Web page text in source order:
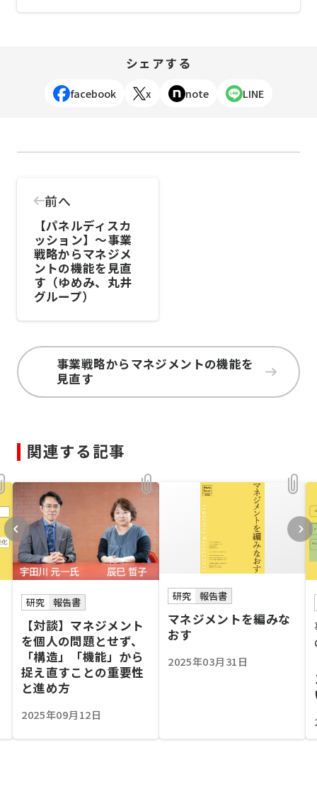
シェアする
facebook x note LINE
前へ
【パネルディスカ
ッション】～事業
戦略からマネジメ
ントの機能を見直
す（ゆめみ、丸井
グループ）
事業戦略からマネジメントの機能を
見直す
関連する記事
研究 報告書
【対談】マネジメント
を個人の問題とせず、
「構造」「機能」から
捉え直すことの重要性
と進め方
2025年09月12日
研究 報告書
マネジメントを編みな
おす
2025年03月31日